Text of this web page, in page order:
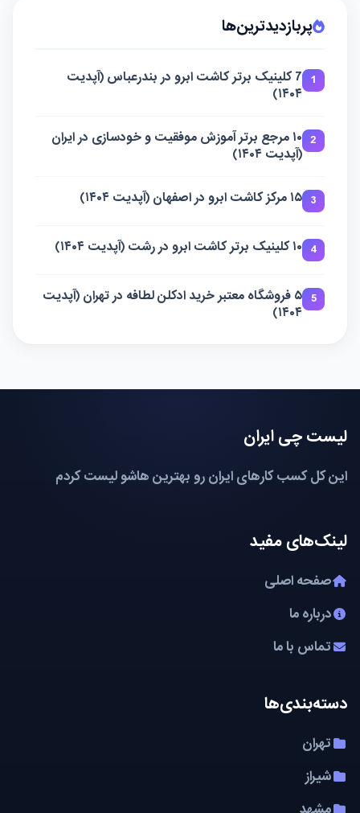
پربازدیدترین‌ها
1
7 کلینیک برتر کاشت ابرو در بندرعباس (آپدیت
۱۴۰۴)
2
۱۰ مرجع برتر آموزش موفقیت و خودسازی در ایران
(آپدیت ۱۴۰۴)
3 ۱۵ مرکز کاشت ابرو در اصفهان (آپدیت ۱۴۰۴)
4 ۱۰ کلینیک برتر کاشت ابرو در رشت (آپدیت ۱۴۰۴)
5
۵ فروشگاه معتبر خرید ادکلن لطافه در تهران (آپدیت
۱۴۰۴)
لیست چی ایران
این کل کسب کارهای ایران رو بهترین هاشو لیست کردم
لینک‌های مفید
صفحه اصلی
درباره ما
تماس با ما
دسته‌بندی‌ها
تهران
شیراز